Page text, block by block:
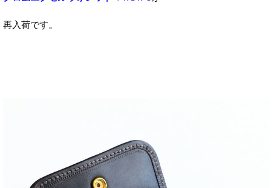
再入荷です。